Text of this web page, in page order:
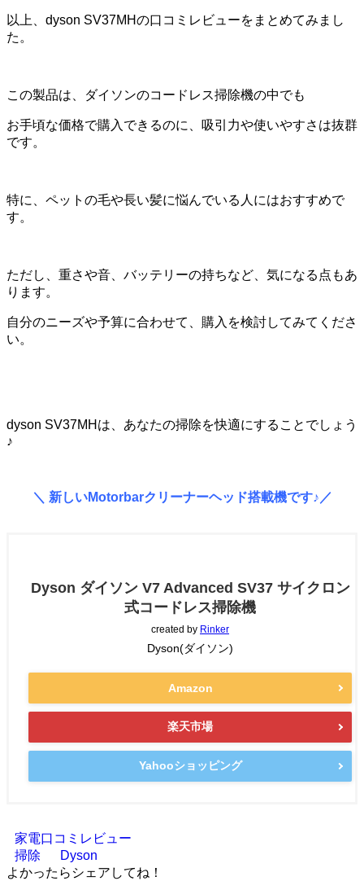
以上、dyson SV37MHの口コミレビューをまとめてみまし
た。
この製品は、ダイソンのコードレス掃除機の中でも
お手頃な価格で購入できるのに、吸引力や使いやすさは抜群
です。
特に、ペットの毛や長い髪に悩んでいる人にはおすすめで
す。
ただし、重さや音、バッテリーの持ちなど、気になる点もあ
ります。
自分のニーズや予算に合わせて、購入を検討してみてくださ
い。
dyson SV37MHは、あなたの掃除を快適にすることでしょう
♪
＼ 新しいMotorbarクリーナーヘッド搭載機です♪／
Dyson ダイソン V7 Advanced SV37 サイクロン
式コードレス掃除機
created by Rinker
Dyson(ダイソン)
Amazon
楽天市場
Yahooショッピング
家電口コミレビュー
掃除
Dyson
よかったらシェアしてね！